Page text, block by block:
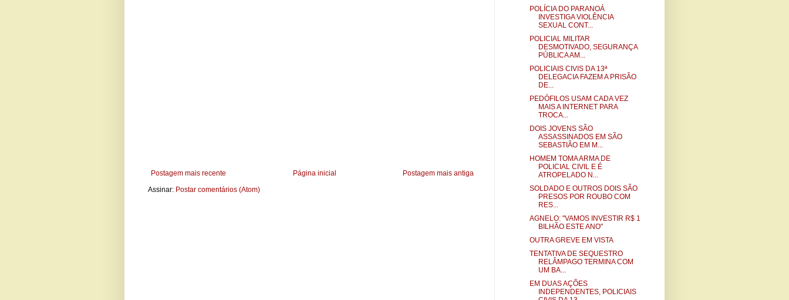
Postagem mais recente Postagem mais antiga
Página inicial
Assinar: Postar comentários (Atom)
POLÍCIA DO PARANOÁ
INVESTIGA VIOLÊNCIA
SEXUAL CONT...
POLICIAL MILITAR
DESMOTIVADO, SEGURANÇA
PÚBLICA AM...
POLICIAIS CIVIS DA 13ª
DELEGACIA FAZEM A PRISÃO
DE...
PEDÓFILOS USAM CADA VEZ
MAIS A INTERNET PARA
TROCA...
DOIS JOVENS SÃO
ASSASSINADOS EM SÃO
SEBASTIÃO EM M...
HOMEM TOMA ARMA DE
POLICIAL CIVIL E É
ATROPELADO N...
SOLDADO E OUTROS DOIS SÃO
PRESOS POR ROUBO COM
RES...
AGNELO: "VAMOS INVESTIR R$ 1
BILHÃO ESTE ANO"
OUTRA GREVE EM VISTA
TENTATIVA DE SEQUESTRO
RELÂMPAGO TERMINA COM
UM BA...
EM DUAS AÇÕES
INDEPENDENTES, POLICIAIS